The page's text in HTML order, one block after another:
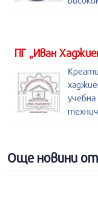
ПГ „Иван
Още новини от